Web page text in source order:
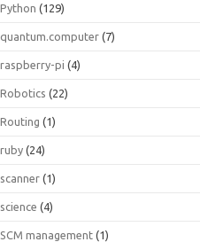
Python (129)
quantum.computer (7)
raspberry-pi (4)
Robotics (22)
Routing (1)
ruby (24)
scanner (1)
science (4)
SCM management (1)